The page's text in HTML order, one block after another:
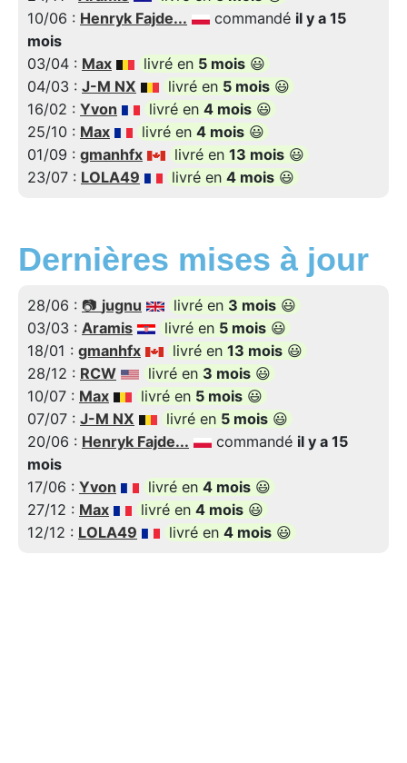
10/06 : Henryk Fajde... commandé il y a 15
mois
03/04 : Max livré en 5 mois 😃
04/03 : J-M NX livré en 5 mois 😃
16/02 : Yvon livré en 4 mois 😃
25/10 : Max livré en 4 mois 😃
01/09 : gmanhfx livré en 13 mois 😃
23/07 : LOLA49 livré en 4 mois 😃
Dernières mises à jour
28/06 : 📷 jugnu livré en 3 mois 😃
03/03 : Aramis livré en 5 mois 😃
18/01 : gmanhfx livré en 13 mois 😃
28/12 : RCW livré en 3 mois 😃
10/07 : Max livré en 5 mois 😃
07/07 : J-M NX livré en 5 mois 😃
20/06 : Henryk Fajde... commandé il y a 15
mois
17/06 : Yvon livré en 4 mois 😃
27/12 : Max livré en 4 mois 😃
12/12 : LOLA49 livré en 4 mois 😃